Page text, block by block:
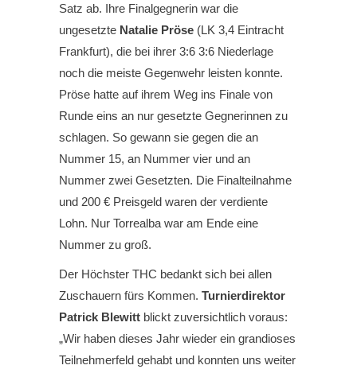
Satz ab. Ihre Finalgegnerin war die
ungesetzte Natalie Pröse (LK 3,4 Eintracht
Frankfurt), die bei ihrer 3:6 3:6 Niederlage
noch die meiste Gegenwehr leisten konnte.
Pröse hatte auf ihrem Weg ins Finale von
Runde eins an nur gesetzte Gegnerinnen zu
schlagen. So gewann sie gegen die an
Nummer 15, an Nummer vier und an
Nummer zwei Gesetzten. Die Finalteilnahme
und 200 € Preisgeld waren der verdiente
Lohn. Nur Torrealba war am Ende eine
Nummer zu groß.
Der Höchster THC bedankt sich bei allen
Zuschauern fürs Kommen. Turnierdirektor
Patrick Blewitt blickt zuversichtlich voraus:
„Wir haben dieses Jahr wieder ein grandioses
Teilnehmerfeld gehabt und konnten uns weiter